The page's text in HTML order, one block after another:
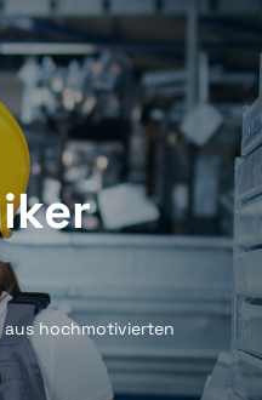
aus hochmotivierten